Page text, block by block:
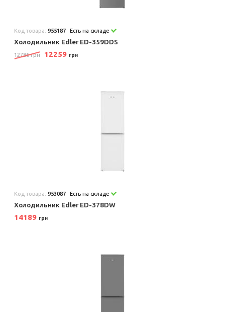
Код товара:955187 Есть на складе
Холодильник Edler ED-359DDS
12786 грн 12259 грн
Код товара:953087 Есть на складе
Холодильник Edler ED-378DW
14189 грн